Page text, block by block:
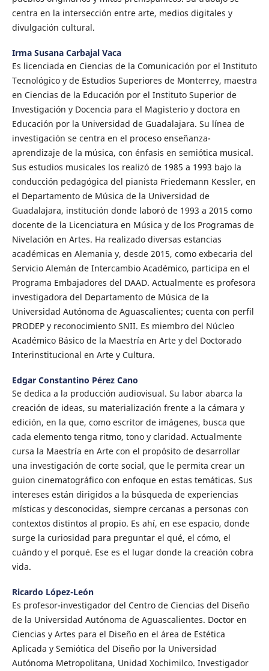
centra en la intersección entre arte, medios digitales y
divulgación cultural.
Irma Susana Carbajal Vaca
Es licenciada en Ciencias de la Comunicación por el Instituto
Tecnológico y de Estudios Superiores de Monterrey, maestra
en Ciencias de la Educación por el Instituto Superior de
Investigación y Docencia para el Magisterio y doctora en
Educación por la Universidad de Guadalajara. Su línea de
investigación se centra en el proceso enseñanza-
aprendizaje de la música, con énfasis en semiótica musical.
Sus estudios musicales los realizó de 1985 a 1993 bajo la
conducción pedagógica del pianista Friedemann Kessler, en
el Departamento de Música de la Universidad de
Guadalajara, institución donde laboró de 1993 a 2015 como
docente de la Licenciatura en Música y de los Programas de
Nivelación en Artes. Ha realizado diversas estancias
académicas en Alemania y, desde 2015, como exbecaria del
Servicio Alemán de Intercambio Académico, participa en el
Programa Embajadores del DAAD. Actualmente es profesora
investigadora del Departamento de Música de la
Universidad Autónoma de Aguascalientes; cuenta con perfil
PRODEP y reconocimiento SNII. Es miembro del Núcleo
Académico Básico de la Maestría en Arte y del Doctorado
Interinstitucional en Arte y Cultura.
Edgar Constantino Pérez Cano
Se dedica a la producción audiovisual. Su labor abarca la
creación de ideas, su materialización frente a la cámara y
edición, en la que, como escritor de imágenes, busca que
cada elemento tenga ritmo, tono y claridad. Actualmente
cursa la Maestría en Arte con el propósito de desarrollar
una investigación de corte social, que le permita crear un
guion cinematográfico con enfoque en estas temáticas. Sus
intereses están dirigidos a la búsqueda de experiencias
místicas y desconocidas, siempre cercanas a personas con
contextos distintos al propio. Es ahí, en ese espacio, donde
surge la curiosidad para preguntar el qué, el cómo, el
cuándo y el porqué. Ese es el lugar donde la creación cobra
vida.
Ricardo López-León
Es profesor-investigador del Centro de Ciencias del Diseño
de la Universidad Autónoma de Aguascalientes. Doctor en
Ciencias y Artes para el Diseño en el área de Estética
Aplicada y Semiótica del Diseño por la Universidad
Autónoma Metropolitana, Unidad Xochimilco. Investigador